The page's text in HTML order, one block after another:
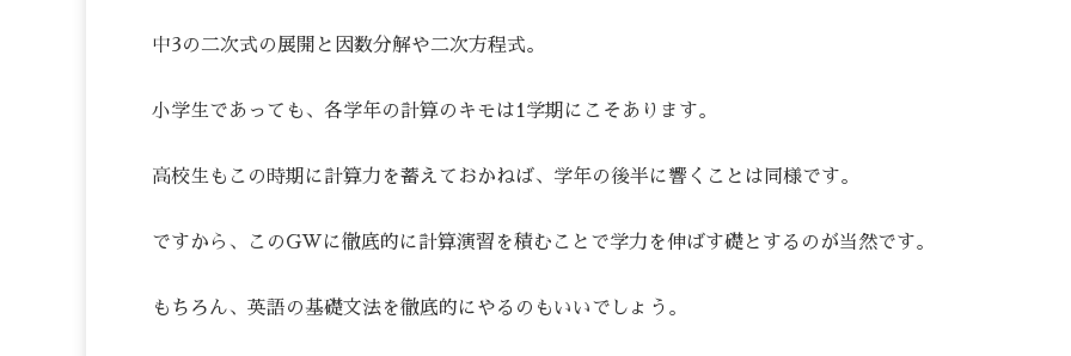
中3の二次式の展開と因数分解や二次方程式。
小学生であっても、各学年の計算のキモは1学期にこそあります。
高校生もこの時期に計算力を蓄えておかねば、学年の後半に響くことは同様です。
ですから、このGWに徹底的に計算演習を積むことで学力を伸ばす礎とするのが当然です。
もちろん、英語の基礎文法を徹底的にやるのもいいでしょう。